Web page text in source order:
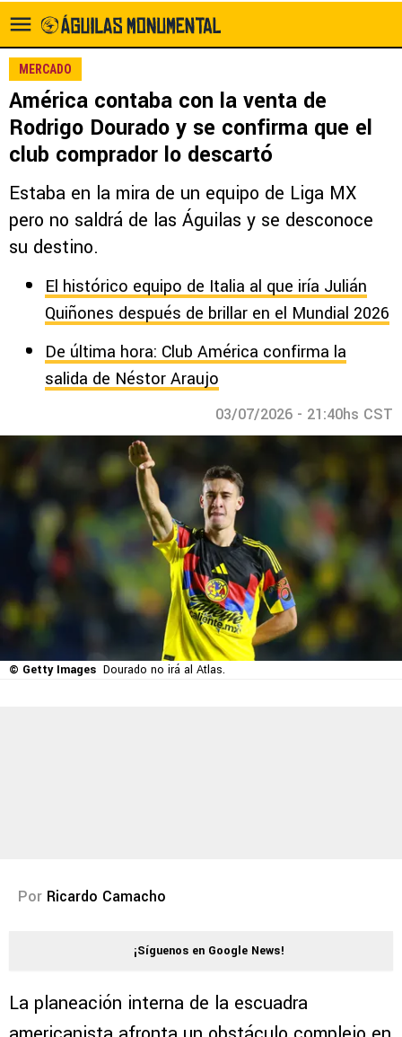
MERCADO
América contaba con la venta de
Rodrigo Dourado y se confirma que el
club comprador lo descartó
Estaba en la mira de un equipo de Liga MX
pero no saldrá de las Águilas y se desconoce
su destino.
El histórico equipo de Italia al que iría Julián
Quiñones después de brillar en el Mundial 2026
De última hora: Club América confirma la
salida de Néstor Araujo
03/07/2026 - 21:40hs CST
© Getty Images Dourado no irá al Atlas.
Por Ricardo Camacho
¡Síguenos en Google News!
La planeación interna de la escuadra